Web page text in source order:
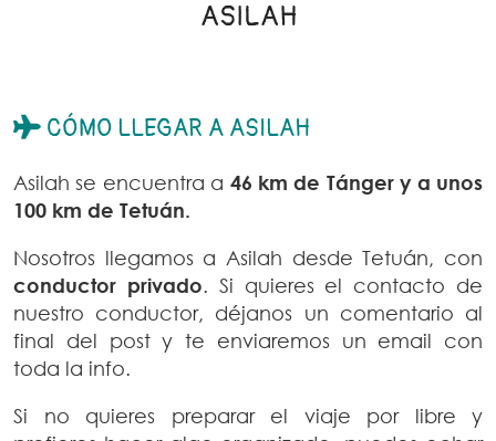
ASILAH
CÓMO LLEGAR A ASILAH
Asilah se encuentra a 46 km de Tánger y a unos
100 km de Tetuán.
Nosotros llegamos a Asilah desde Tetuán, con
conductor privado. Si quieres el contacto de
nuestro conductor, déjanos un comentario al
final del post y te enviaremos un email con
toda la info.
Si no quieres preparar el viaje por libre y